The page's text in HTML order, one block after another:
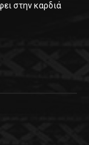
στην καρδιά